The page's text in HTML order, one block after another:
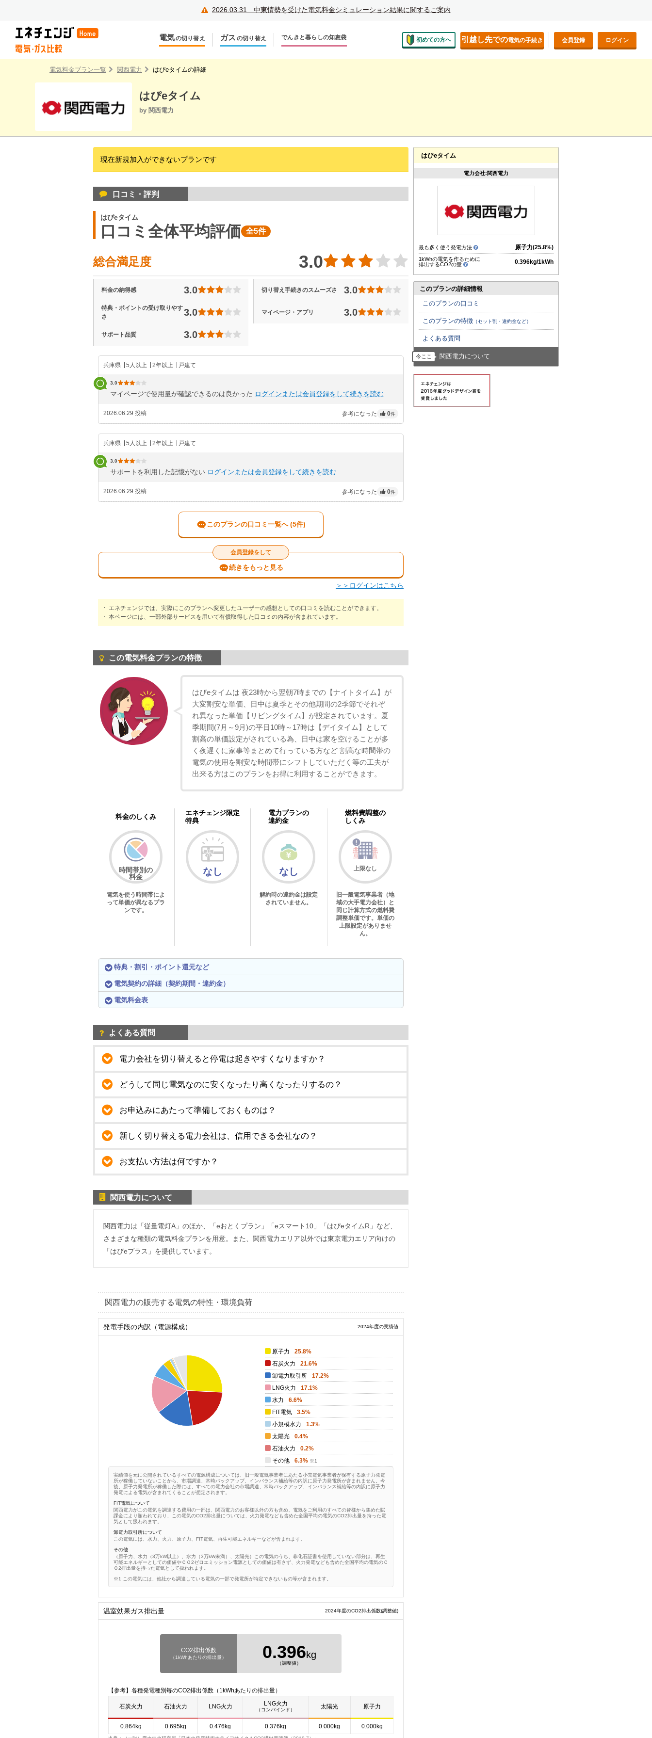
2026.03.31 中東情勢を受けた電気料金シミュレーション結果に関するご案内
電気の切り替え
引越しで新しく申し込み
ガス の切り替え
引越しで新しく申し込み
でんきと暮らしの知恵袋 初めての方へ 引越し先での電気の手続き 会員登録 ログイン
電気料金プラン一覧 関西電力 はぴeタイムの詳細
はぴeタイム
by 関西電力
現在新規加入ができないプランです
口コミ・評判
はぴeタイム
口コミ全体平均評価 全5件
総合満足度 3.0
料金の納得感 3.0 切り替え手続きのスムーズさ 3.0
特典・ポイントの受け取りやす
さ
3.0 マイページ・アプリ 3.0
サポート品質 3.0
兵庫県 5人以上 2年以上 戸建て
3.0
マイページで使用量が確認できるのは良かった ログインまたは会員登録をして続きを読む
2026.06.29 投稿 参考になった 0件
兵庫県 5人以上 2年以上 戸建て
3.0
サポートを利用した記憶がない ログインまたは会員登録をして続きを読む
2026.06.29 投稿 参考になった 0件
このプランの口コミ一覧へ (5件)
会員登録をして
続きをもっと見る
＞＞ログインはこちら
エネチェンジでは、実際にこのプランへ変更したユーザーの感想としての口コミを読むことができます。
本ページには、一部外部サービスを用いて有償取得した口コミの内容が含まれています。
この電気料金プランの特徴
はぴeタイムは 夜23時から翌朝7時までの【ナイトタイム】が
大変割安な単価、日中は夏季とその他期間の2季節でそれぞ
れ異なった単価【リビングタイム】が設定されています。夏
季期間(7月～9月)の平日10時～17時は【デイタイム】として
割高の単価設定がされている為、日中は家を空けることが多
く夜遅くに家事等まとめて行っている方など 割高な時間帯の
電気の使用を割安な時間帯にシフトしていただく等の工夫が
出来る方はこのプランをお得に利用することができます。
料金のしくみ
時間帯別の
料金
電気を使う時間帯によ
って単価が異なるプラ
ンです。
エネチェンジ限定
特典
なし
電力プランの
違約金
なし
解約時の違約金は設定
されていません。
燃料費調整の
しくみ
上限なし
旧一般電気事業者（地
域の大手電力会社）と
同じ計算方式の燃料費
調整単価です。単価の
上限設定がありませ
ん。
特典・割引・ポイント還元など
電気契約の詳細（契約期間・違約金）
電気料金表
よくある質問
電力会社を切り替えると停電は起きやすくなりますか？
どうして同じ電気なのに安くなったり高くなったりするの？
お申込みにあたって準備しておくものは？
新しく切り替える電力会社は、信用できる会社なの？
お支払い方法は何ですか？
関西電力について
関西電力は「従量電灯A」のほか、「eおとくプラン」「eスマート10」「はぴeタイムR」など、
さまざまな種類の電気料金プランを用意。また、関西電力エリア以外では東京電力エリア向けの
「はぴeプラス」を提供しています。
関西電力の販売する電気の特性・環境負荷
発電手段の内訳（電源構成） 2024年度の実績値
原子力
25.8%
石炭火力
21.6%
卸電力取引所
17.2%
LNG火力
17.1%
水力
6.6%
FIT電気
3.5%
小規模水力
1.3%
太陽光
0.4%
石油火力
0.2%
その他
6.3%
実績値を元に公開されているすべての電源構成については、旧一般電気事業者にあたる小売電気事業者が保有する原子力発電
所が稼働していないことから、市場調達、常時バックアップ、インバランス補給等の内訳に原子力発電所が含まれません。今
後、原子力発電所が稼働した際には、すべての電力会社の市場調達、常時バックアップ、インバランス補給等の内訳に原子力
発電による電気が含まれてくることが想定されます。
FIT電気について
関西電力がこの電気を調達する費用の一部は、関西電力のお客様以外の方も含め、電気をご利用のすべての皆様から集めた賦
課金により賄われており、この電気のCO2排出量については、火力発電なども含めた全国平均の電気のCO2排出量を持った電
気として扱われます。
卸電力取引所について
この電気には、水力、火力、原子力、FIT電気、再生可能エネルギーなどが含まれます。
その他
（原子力、水力（3万kW以上）、水力（3万kW未満）、太陽光）この電気のうち、非化石証書を使用していない部分は、再生
可能エネルギーとしての価値やＣＯ2ゼロエミッション電源としての価値は有さず、火力発電なども含めた全国平均の電気のＣ
Ｏ2排出量を持った電気として扱われます。
この電気には、他社から調達している電気の一部で発電所が特定できないもの等が含まれます。
温室効果ガス排出量 2024年度のCO2排出係数(調整値)
CO2排出係数
（1kWhあたりの排出量） 0.396kg
（調整値）
【参考】各種発電種別毎のCO2排出係数（1kWhあたりの排出量）
石炭火力 石油火力 LNG火力 LNG火力
（コンバインド） 太陽光 原子力
0.864kg 0.695kg 0.476kg 0.376kg 0.000kg 0.000kg
はぴeタイム
電力会社:関西電力
最も多く使う発電方法 原子力(25.8%)
1kWhの電気を作るために
排出するCO2の量
0.396kg/1kWh
このプランの詳細情報
このプランの口コミ
このプランの特徴 （セット割・違約金など）
よくある質問
今ここ 関西電力について